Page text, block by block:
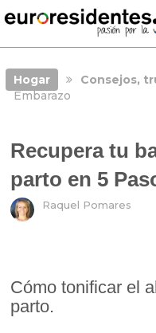
Hogar Consejos,
Embarazo
Recupera tu
parto en 5
Raquel Pomares
Cómo tonificar el
parto.